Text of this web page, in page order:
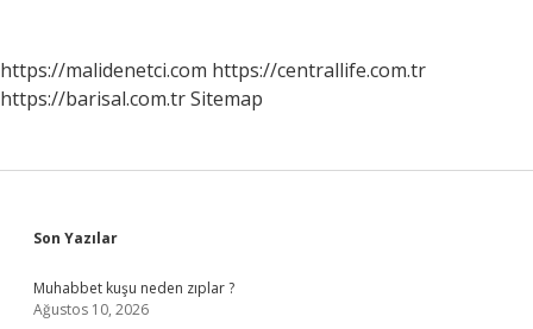
https://malidenetci.com https://centrallife.com.tr
https://barisal.com.trSitemap
Sidebar
Son Yazılar
Muhabbet kuşu neden zıplar ?
Ağustos 10, 2026